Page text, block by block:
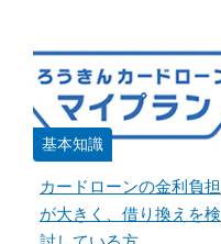
基本知識
カードローンの金利負担
が大きく、借り換えを検